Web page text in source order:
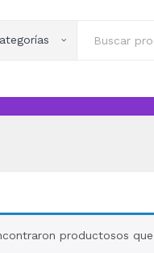
productosos